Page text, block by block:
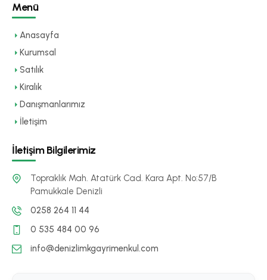
Menü
Anasayfa
Kurumsal
Satılık
Kiralık
Danışmanlarımız
İletişim
İletişim Bilgilerimiz
Topraklık Mah. Atatürk Cad. Kara Apt. No:57/B
Pamukkale Denizli
0258 264 11 44
0 535 484 00 96
info@denizlimkgayrimenkul.com